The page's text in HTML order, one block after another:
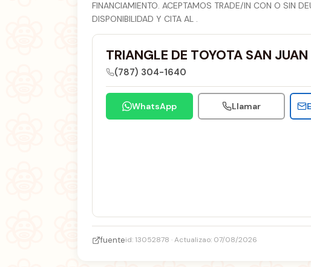
FINANCIAMIENTO. ACEPTAMOS TRADE/IN CON O SIN
DISPONIBILIDAD Y CITA AL .
TRIANGLE DE TOYOTA SAN JUAN
(787) 304-1640
WhatsApp Llamar
fuenteid: 13052878 · Actualizao: 07/08/2026